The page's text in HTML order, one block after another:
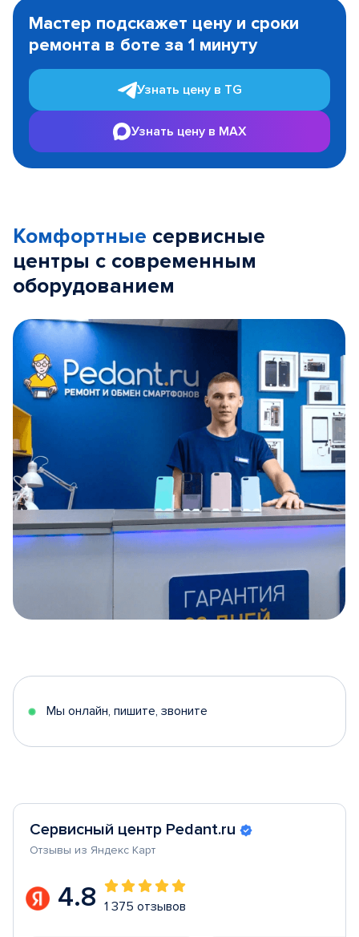
1
Мастер подскажет цену и сроки
ремонта в боте за 1 минуту
Узнать цену в TG
Узнать цену в MAX
Комфортные сервисные
центры с современным
оборудованием
5
Мы онлайн, пишите, звоните
Сервисный центр Pedant.ru
Отзывы из Яндекс Карт
4.8 1 375 отзывов